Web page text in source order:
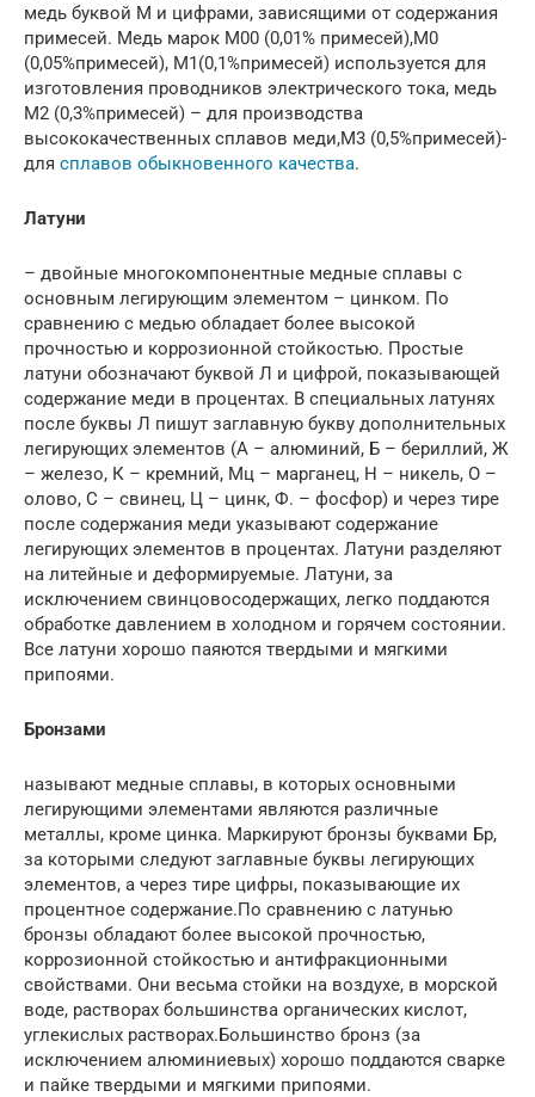
медь буквой М и цифрами, зависящими от содержания
примесей. Медь марок М00 (0,01% примесей),М0
(0,05%примесей), М1(0,1%примесей) используется для
изготовления проводников электрического тока, медь
М2 (0,3%примесей) – для производства
высококачественных сплавов меди,М3 (0,5%примесей)-
для сплавов обыкновенного качества.
Латуни
– двойные многокомпонентные медные сплавы с
основным легирующим элементом – цинком. По
сравнению с медью обладает более высокой
прочностью и коррозионной стойкостью. Простые
латуни обозначают буквой Л и цифрой, показывающей
содержание меди в процентах. В специальных латунях
после буквы Л пишут заглавную букву дополнительных
легирующих элементов (А – алюминий, Б – бериллий, Ж
– железо, К – кремний, Мц – марганец, Н – никель, О –
олово, С – свинец, Ц – цинк, Ф. – фосфор) и через тире
после содержания меди указывают содержание
легирующих элементов в процентах. Латуни разделяют
на литейные и деформируемые. Латуни, за
исключением свинцовосодержащих, легко поддаются
обработке давлением в холодном и горячем состоянии.
Все латуни хорошо паяются твердыми и мягкими
припоями.
Бронзами
называют медные сплавы, в которых основными
легирующими элементами являются различные
металлы, кроме цинка. Маркируют бронзы буквами Бр,
за которыми следуют заглавные буквы легирующих
элементов, а через тире цифры, показывающие их
процентное содержание.По сравнению с латунью
бронзы обладают более высокой прочностью,
коррозионной стойкостью и антифракционными
свойствами. Они весьма стойки на воздухе, в морской
воде, растворах большинства органических кислот,
углекислых растворах.Большинство бронз (за
исключением алюминиевых) хорошо поддаются сварке
и пайке твердыми и мягкими припоями.